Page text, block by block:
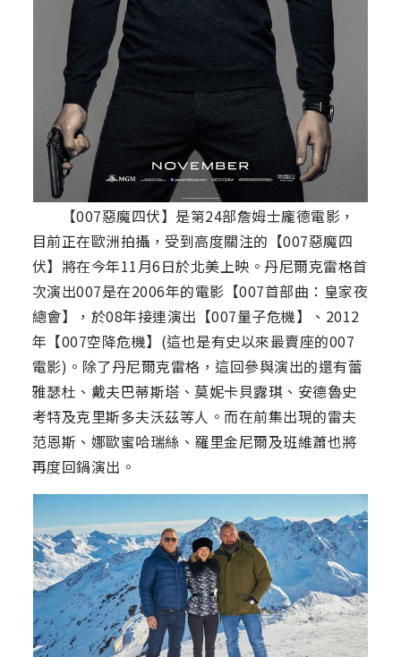
【007惡魔四伏】是第24部詹姆士龐德電影，
目前正在歐洲拍攝，受到高度關注的【007惡魔四
伏】將在今年11月6日於北美上映。丹尼爾克雷格首
次演出007是在2006年的電影【007首部曲：皇家夜
總會】，於08年接連演出【007量子危機】、2012
年【007空降危機】(這也是有史以來最賣座的007
電影)。除了丹尼爾克雷格，這回參與演出的還有蕾
雅瑟杜、戴夫巴蒂斯塔、莫妮卡貝露琪、安德魯史
考特及克里斯多夫沃茲等人。而在前集出現的雷夫
范恩斯、娜歐蜜哈瑞絲、羅里金尼爾及班維蕭也將
再度回鍋演出。